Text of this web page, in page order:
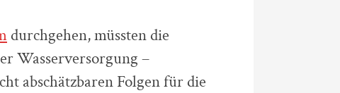
durchgehen, müssten die
Wasserversorgung –
abschätzbaren Folgen für die